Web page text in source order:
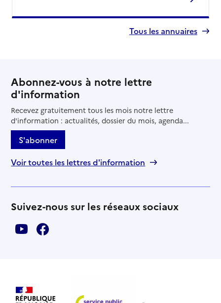
Tous les annuaires
Abonnez-vous à notre lettre
d'information
Recevez gratuitement tous les mois notre lettre
d'information : actualités, dossier du mois, agenda...
S'abonner
Voir toutes les lettres d'information
Suivez-nous sur les réseaux sociaux